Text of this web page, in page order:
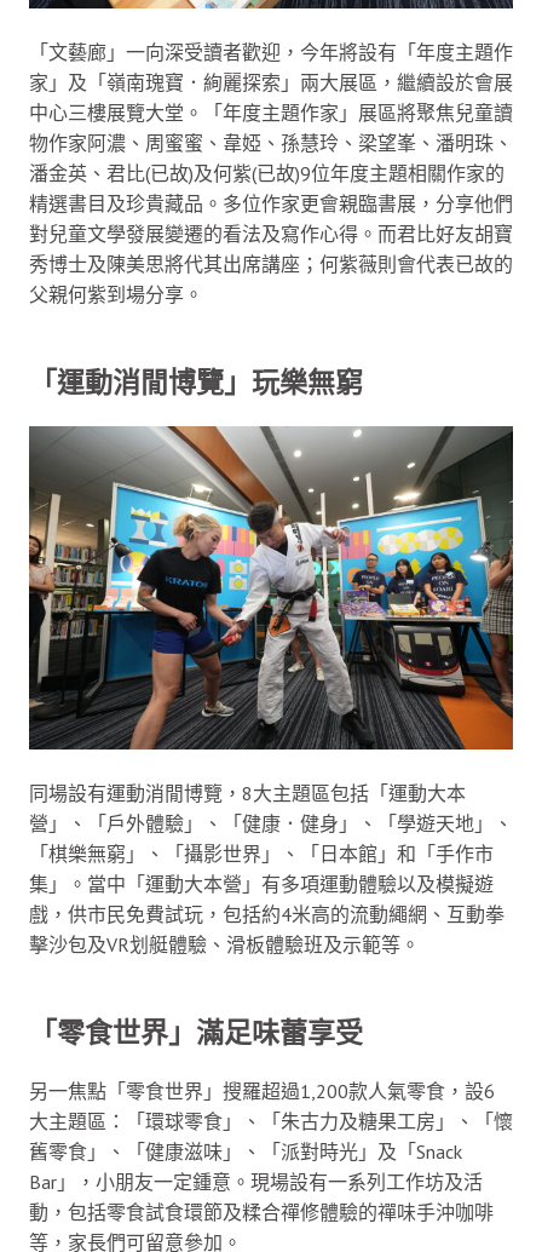
「文藝廊」一向深受讀者歡迎，今年將設有「年度主題作
家」及「嶺南瑰寶．絢麗探索」兩大展區，繼續設於會展
中心三樓展覽大堂。「年度主題作家」展區將聚焦兒童讀
物作家阿濃、周蜜蜜、韋婭、孫慧玲、梁望峯、潘明珠、
潘金英、君比(已故)及何紫(已故)9位年度主題相關作家的
精選書目及珍貴藏品。多位作家更會親臨書展，分享他們
對兒童文學發展變遷的看法及寫作心得。而君比好友胡寶
秀博士及陳美思將代其出席講座；何紫薇則會代表已故的
父親何紫到場分享。
「運動消閒博覽」玩樂無窮
同場設有運動消閒博覽，8大主題區包括「運動大本
營」、「戶外體驗」、「健康．健身」、「學遊天地」、
「棋樂無窮」、「攝影世界」、「日本館」和「手作市
集」。當中「運動大本營」有多項運動體驗以及模擬遊
戲，供市民免費試玩，包括約4米高的流動繩網、互動拳
擊沙包及VR划艇體驗、滑板體驗班及示範等。
「零食世界」滿足味蕾享受
另一焦點「零食世界」搜羅超過1,200款人氣零食，設6
大主題區：「環球零食」、「朱古力及糖果工房」、「懷
舊零食」、「健康滋味」、「派對時光」及「Snack
Bar」，小朋友一定鍾意。現場設有一系列工作坊及活
動，包括零食試食環節及糅合禪修體驗的禪味手沖咖啡
等，家長們可留意參加。